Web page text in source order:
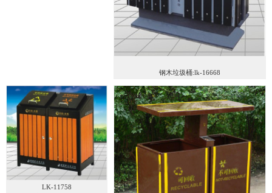
钢木垃圾桶:lk-16668
LK-11758